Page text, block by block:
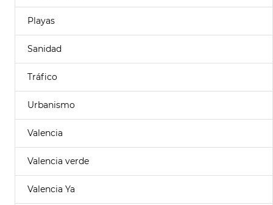
Playas
Sanidad
Tráfico
Urbanismo
Valencia
Valencia verde
Valencia Ya